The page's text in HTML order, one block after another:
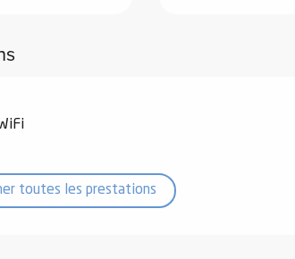
toutes les prestations